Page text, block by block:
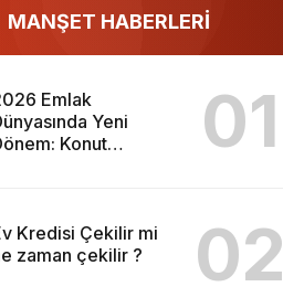
MANŞET HABERLERİ
Emlak
Yeni
Konut
01
Kredisi Çekilir mi
zaman çekilir ?
02